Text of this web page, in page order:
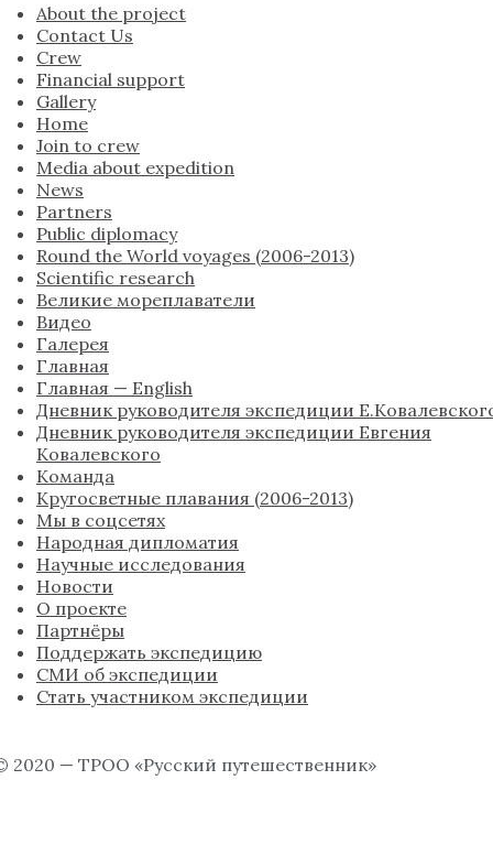
About the project
Contact Us
Crew
Financial support
Gallery
Home
Join to crew
Media about expedition
News
Partners
Public diplomacy
Round the World voyages (2006-2013)
Scientific research
Великие мореплаватели
Видео
Галерея
Главная
Главная — English
Дневник руководителя экспедиции
Дневник руководителя экспедиции Евгения
Ковалевского
Команда
Кругосветные плавания (2006-2013)
Мы в соцсетях
Народная дипломатия
Научные исследования
Новости
О проекте
Партнёры
Поддержать экспедицию
СМИ об экспедиции
Стать участником экспедиции
2020 — ТРОО «Русский путешественник»